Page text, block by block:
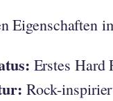
Eigenschaften
Erstes Hard
Rock-